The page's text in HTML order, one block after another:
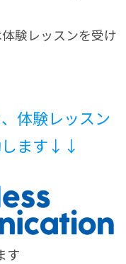
験レッスンを受け
体験レッスン
します↓↓
す